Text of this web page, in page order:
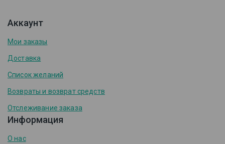
Аккаунт
Мои заказы
Доставка
Список желаний
Возвраты и возврат средств
Отслеживание заказа
Информация
О нас